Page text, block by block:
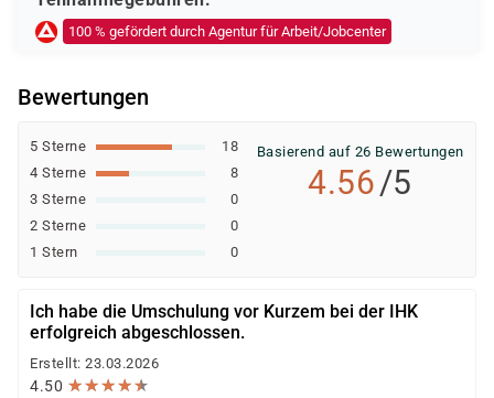
Ob eine Förderung oder Kostenübernahme möglich ist,
individuellen Prüfung Ihrer persönlichen
Voraussetzungen und Förderfähigkeit.
100 % gefördert durch Agentur für Arbeit/Jobcenter
Bewertungen
5 Sterne
18
4 Sterne
8
3 Sterne
0
2 Sterne
0
1 Stern
0
Basierend auf 26 Bewertungen
4.56/5
Ich habe die Umschulung vor Kurzem bei der IHK
erfolgreich abgeschlossen.
Erstellt: 23.03.2026
4.50 ★★★★★
★★★★★